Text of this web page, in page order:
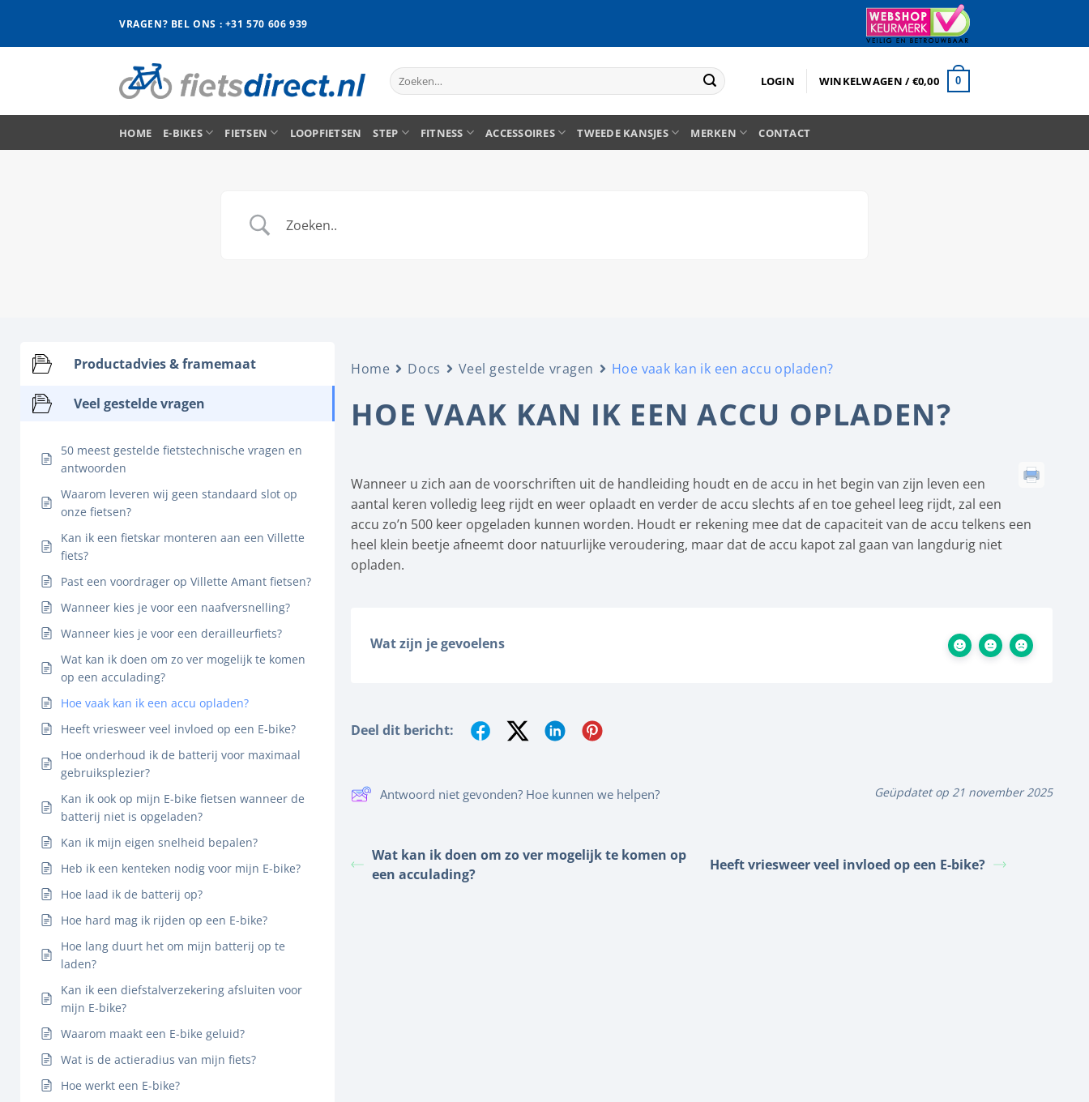
inhoud
VRAGEN? BEL ONS : +31 570 606 939
Zoeken
naar:
LOGIN WINKELWAGEN /€0,00 0
HOME E-BIKES FIETSEN LOOPFIETSEN STEP FITNESS ACCESSOIRES TWEEDE KANSJES MERKEN CONTACT
Productadvies & framemaat
Veel gestelde vragen
50 meest gestelde fietstechnische vragen en
antwoorden
Waarom leveren wij geen standaard slot op
onze fietsen?
Kan ik een fietskar monteren aan een Villette
fiets?
Past een voordrager op Villette Amant fietsen?
Wanneer kies je voor een naafversnelling?
Wanneer kies je voor een derailleurfiets?
Wat kan ik doen om zo ver mogelijk te komen
op een acculading?
Hoe vaak kan ik een accu opladen?
Heeft vriesweer veel invloed op een E-bike?
Hoe onderhoud ik de batterij voor maximaal
gebruiksplezier?
Kan ik ook op mijn E-bike fietsen wanneer de
batterij niet is opgeladen?
Kan ik mijn eigen snelheid bepalen?
Heb ik een kenteken nodig voor mijn E-bike?
Hoe laad ik de batterij op?
Hoe hard mag ik rijden op een E-bike?
Hoe lang duurt het om mijn batterij op te
laden?
Kan ik een diefstalverzekering afsluiten voor
mijn E-bike?
Waarom maakt een E-bike geluid?
Wat is de actieradius van mijn fiets?
Hoe werkt een E-bike?
Home Docs Veel gestelde vragen Hoe vaak kan ik een accu opladen?
HOE VAAK KAN IK EEN ACCU OPLADEN?
Wanneer u zich aan de voorschriften uit de handleiding houdt en de accu in het begin van zijn leven een
aantal keren volledig leeg rijdt en weer oplaadt en verder de accu slechts af en toe geheel leeg rijdt, zal een
accu zo’n 500 keer opgeladen kunnen worden. Houdt er rekening mee dat de capaciteit van de accu telkens een
heel klein beetje afneemt door natuurlijke veroudering, maar dat de accu kapot zal gaan van langdurig niet
opladen.
Wat zijn je gevoelens
Deel dit bericht:
Antwoord niet gevonden? Hoe kunnen we helpen? Geüpdatet op 21 november 2025
Wat kan ik doen om zo ver mogelijk te komen op
een acculading?
Heeft vriesweer veel invloed op een E-bike?